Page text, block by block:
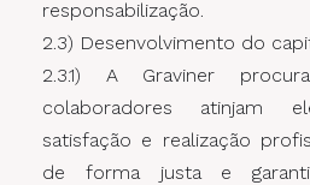
responsabilização.
2.3) Desenvolvimento do
2.3.1) A Graviner
colaboradores atinjam
satisfação e realização
de forma justa e